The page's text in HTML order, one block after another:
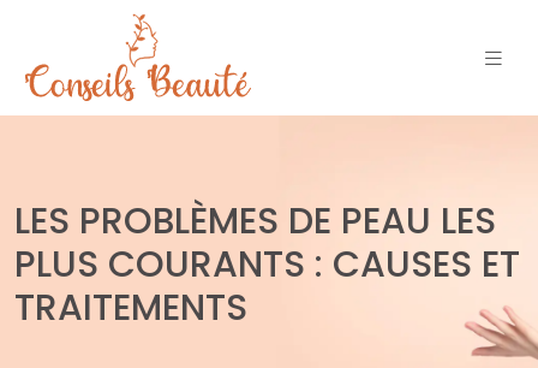
LES PROBLÈMES DE PEAU LES
PLUS COURANTS : CAUSES ET
TRAITEMENTS